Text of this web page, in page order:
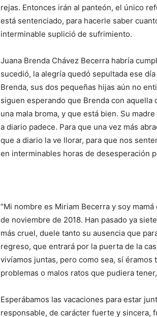
rejas. Entonces irán al panteón, el único
está sentenciado, para hacerle saber
interminable suplició de sufrimiento.
Juana Brenda Chávez Becerra habría
sucedió, la alegría quedó sepultada ese
Brenda, sus dos pequeñas hijas aún no
siguen esperando que Brenda con aquella
una mala broma, y que está bien. Su
a diario padece. Para que una vez más
que a diario la ve llorar, para que nos
en interminables horas de desesperación
“Mi nombre es Miriam Becerra y soy
de noviembre de 2018. Han pasado ya
más cruel, duele tanto su ausencia que
regreso, que entrará por la puerta de la
vivíamos juntas, pero como sea, sí
problemas o malos ratos que pudiera
Esperábamos las vacaciones para estar
responsable, de carácter fuerte y sincera,